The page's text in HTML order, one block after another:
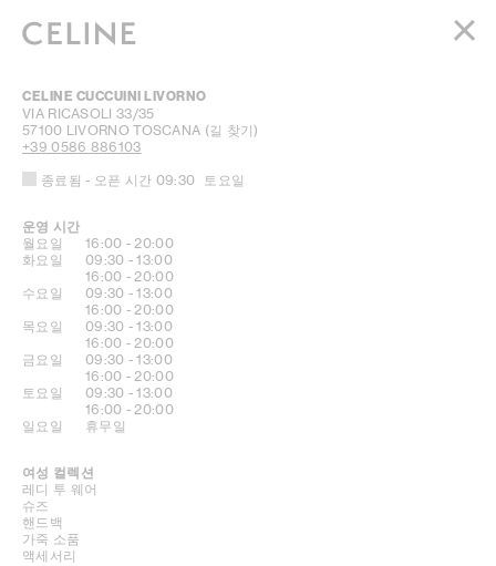
남성
오뜨 퍼퓨머리
보떼
CELINE CUCCUINI LIVORNO
VIA RICASOLI 33/35
57100 LIVORNO TOSCANA (길 찾기)
+39 0586 886103
종료됨 - 오픈 시간 09:30 토요일
운영 시간
요일 시간
월요일 16:00 -20:00
화요일
09:30 -13:00
16:00 -20:00
수요일
09:30 -13:00
16:00 -20:00
목요일
09:30 -13:00
16:00 -20:00
금요일
09:30 -13:00
16:00 -20:00
토요일
09:30 -13:00
16:00 -20:00
일요일
휴무일
여성 컬렉션
레디 투 웨어
슈즈
핸드백
가죽 소품
액세서리